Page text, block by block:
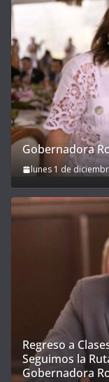
Gobernadora
lunes 1 de
Regreso a
Seguimos la
Gobernadora